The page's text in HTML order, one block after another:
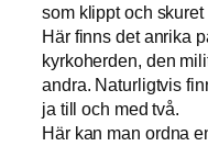
som klippt och
Här finns det anrika
kyrkoherden, den
andra. Naturligtvis
ja till och med två.
Här kan man ordna